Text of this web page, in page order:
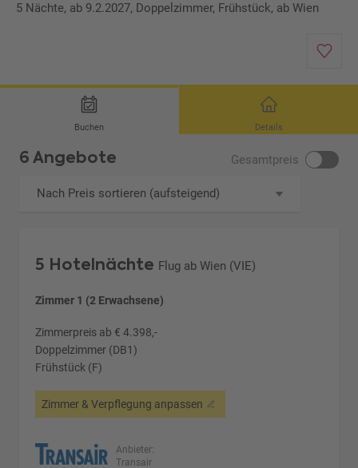
5 Nächte, ab 9.2.2027, Doppelzimmer, Frühstück, ab Wien
Buchen Details
6 Angebote Gesamtpreis
Nach Preis sortieren (aufsteigend)
5 Hotelnächte Flug ab Wien (VIE)
Zimmer 1 (2 Erwachsene)
Zimmerpreis ab € 4.398,-
Doppelzimmer (DB1)
Frühstück (F)
Zimmer & Verpflegung anpassen
Anbieter:
Transair